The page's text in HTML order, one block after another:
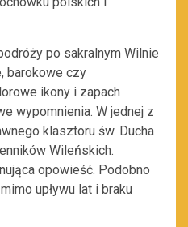
po sakralnym Wilnie
barokowe czy
ikony i zapach
wypomnienia. W jednej z
klasztoru św. Ducha
Wileńskich.
opowieść. Podobno
upływu lat i braku